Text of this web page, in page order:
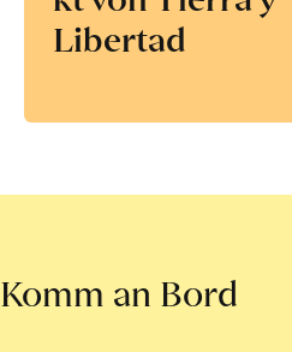
Libertad
Komm an Bord